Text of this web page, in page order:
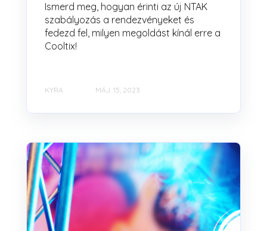
Ismerd meg, hogyan érinti az új NTAK
szabályozás a rendezvényeket és
fedezd fel, milyen megoldást kínál erre a
Cooltix!
KYRA MÁJ. 15, 2023